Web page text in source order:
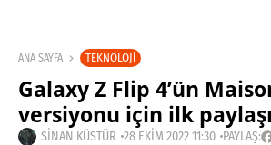
ANA SAYFA TEKNOLOJI
Galaxy Z Flip 4’ün
versiyonu için ilk
SINAN KÜSTÜR 28 EKIM 2022 11:30 PAYLAŞ: